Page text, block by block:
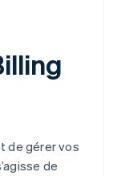
de gérer vos
de